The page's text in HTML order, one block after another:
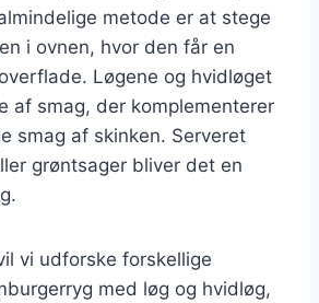
metode er at stege
i ovnen, hvor den får en
Løgene og hvidløget
af smag, der komplementerer
smag af skinken. Serveret
grøntsager bliver det en
vi udforske forskellige
med løg og hvidløg,